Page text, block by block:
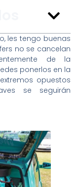
les tengo buenas
no se cancelan
de la
ponerlos en la
opuestos
se seguirán